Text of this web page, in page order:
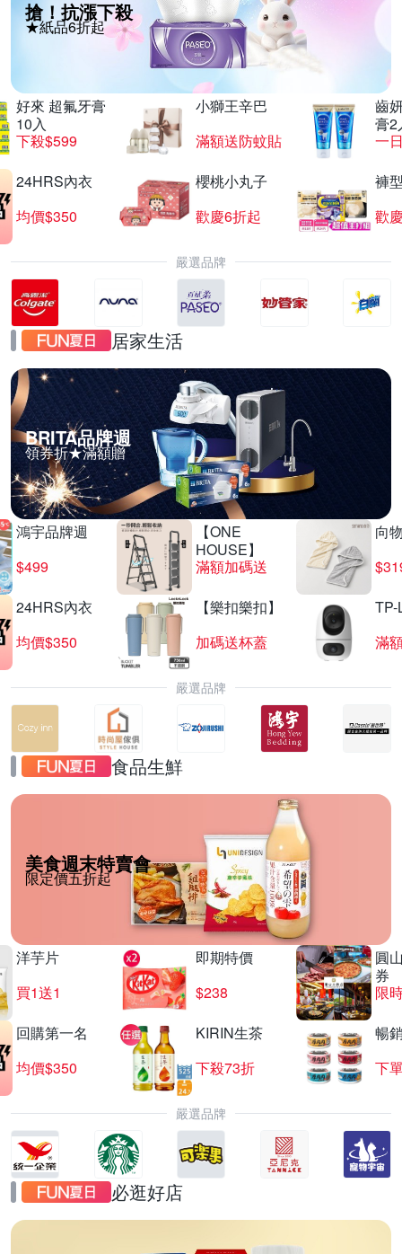
搶！抗漲下殺
★紙品6折起
好來 超氟牙膏
10入
下殺$599
小獅王辛巴
滿額送防蚊貼
齒
膏2
一
24HRS內衣
均價$350
櫻桃小丸子
歡慶6折起
褲
歡
嚴選品牌
居家生活
BRITA品牌週
領券折★滿額贈
鴻宇品牌週
$499
【ONE
HOUSE】
滿額加碼送
向
24HRS內衣
均價$350
【樂扣樂扣】
加碼送杯蓋
TP-
滿
嚴選品牌
食品生鮮
美食週末特賣會
限定價五折起
洋芋片
買1送1
即期特價
$238
圓
券
限
回購第一名
均價$350
KIRIN生茶
下殺73折
暢
下
嚴選品牌
必逛好店